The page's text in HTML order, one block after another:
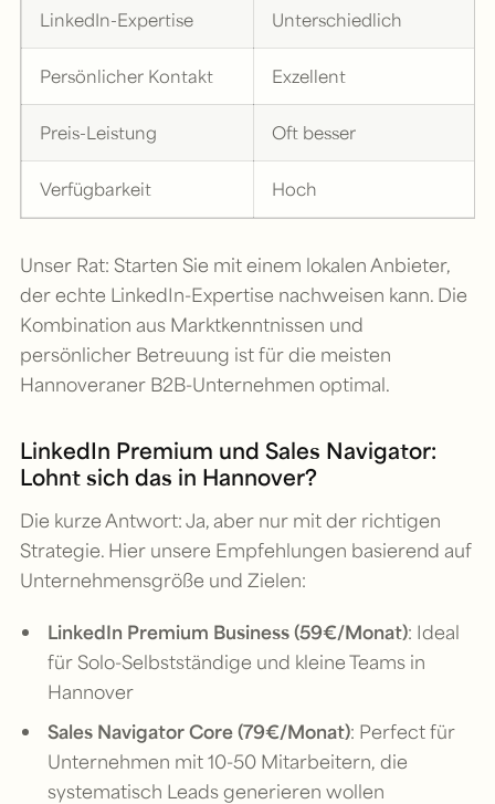
LinkedIn-Expertise Unterschiedlich
Persönlicher Kontakt Exzellent
Preis-Leistung Oft besser
Verfügbarkeit Hoch
Unser Rat: Starten Sie mit einem lokalen Anbieter,
der echte LinkedIn-Expertise nachweisen kann. Die
Kombination aus Marktkenntnissen und
persönlicher Betreuung ist für die meisten
Hannoveraner B2B-Unternehmen optimal.
LinkedIn Premium und Sales Navigator:
Lohnt sich das in Hannover?
Die kurze Antwort: Ja, aber nur mit der richtigen
Strategie. Hier unsere Empfehlungen basierend auf
Unternehmensgröße und Zielen:
LinkedIn Premium Business (59€/Monat): Ideal
für Solo-Selbstständige und kleine Teams in
Hannover
Sales Navigator Core (79€/Monat): Perfect für
Unternehmen mit 10-50 Mitarbeitern, die
systematisch Leads generieren wollen